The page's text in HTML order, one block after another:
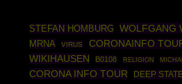
STEFAN HOMBURG WOLFGANG
MRNA VIRUS CORONAINFO
WIKIHAUSEN B0108 RELIGION
CORONA INFO TOUR DEEP